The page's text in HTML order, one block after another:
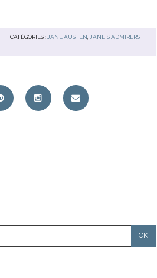
CATÉGORIES : JANE AUSTEN
JANE'S ADMIRERS